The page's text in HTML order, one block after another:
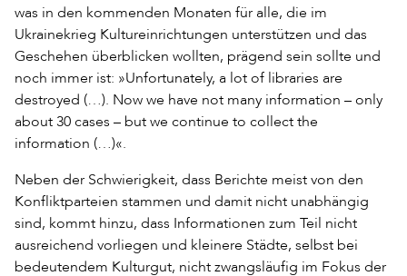
was in den kommenden Monaten für alle, die im
Ukrainekrieg Kultureinrichtungen unterstützen und das
Geschehen überblicken wollten, prägend sein sollte und
noch immer ist: »Unfortunately, a lot of libraries are
destroyed (…). Now we have not many information – only
about 30 cases – but we continue to collect the
information (…)«.
Neben der Schwierigkeit, dass Berichte meist von den
Konfliktparteien stammen und damit nicht unabhängig
sind, kommt hinzu, dass Informationen zum Teil nicht
ausreichend vorliegen und kleinere Städte, selbst bei
bedeutendem Kulturgut, nicht zwangsläufig im Fokus der